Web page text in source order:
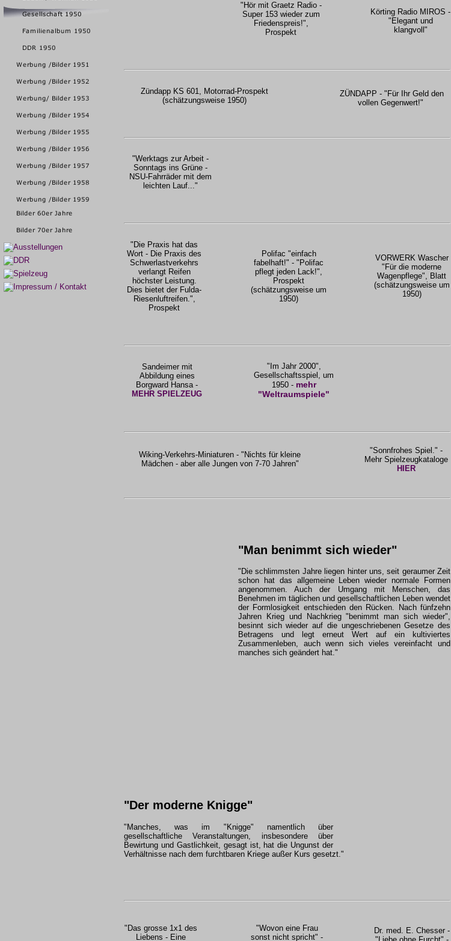
"Hör mit Graetz Radio -
Super 153 wieder zum
Friedenspreis!",
Prospekt
Körting Radio MIROS -
"Elegant und
klangvoll"
Zündapp KS 601, Motorrad-Prospekt
(schätzungsweise 1950)
ZÜNDAPP - "Für Ihr Geld den
vollen Gegenwert!"
"Werktags zur Arbeit -
Sonntags ins Grüne -
NSU-Fahrräder mit dem
leichten Lauf..."
"Die Praxis hat das
Wort - Die Praxis des
Schwerlastverkehrs
verlangt Reifen
höchster Leistung.
Dies bietet der Fulda-
Riesenluftreifen.",
Prospekt
Polifac "einfach
fabelhaft!" - "Polifac
pflegt jeden Lack!",
Prospekt
(schätzungsweise um
1950)
VORWERK Wascher
"Für die moderne
Wagenpflege", Blatt
(schätzungsweise um
1950)
Sandeimer mit
Abbildung eines
Borgward Hansa -
MEHR SPIELZEUG
"Im Jahr 2000",
Gesellschaftsspiel, um
1950 - mehr
"Weltraumspiele"
Wiking-Verkehrs-Miniaturen - "Nichts für kleine
Mädchen - aber alle Jungen von 7-70 Jahren"
"Sonnfrohes Spiel." -
Mehr Spielzeugkataloge
HIER
"Man benimmt sich wieder"
"Die schlimmsten Jahre liegen hinter uns, seit geraumer Zeit
schon hat das allgemeine Leben wieder normale Formen
angenommen. Auch der Umgang mit Menschen, das
Benehmen im täglichen und gesellschaftlichen Leben wendet
der Formlosigkeit entschieden den Rücken. Nach fünfzehn
Jahren Krieg und Nachkrieg "benimmt man sich wieder",
besinnt sich wieder auf die ungeschriebenen Gesetze des
Betragens und legt erneut Wert auf ein kultiviertes
Zusammenleben, auch wenn sich vieles vereinfacht und
manches sich geändert hat."
"Der moderne Knigge"
"Manches, was im "Knigge" namentlich über
gesellschaftliche Veranstaltungen, insbesondere über
Bewirtung und Gastlichkeit, gesagt ist, hat die Ungunst der
Verhältnisse nach dem furchtbaren Kriege außer Kurs gesetzt."
"Das grosse 1x1 des
Liebens - Eine
"Wovon eine Frau
sonst nicht spricht" -
Dr. med. E. Chesser -